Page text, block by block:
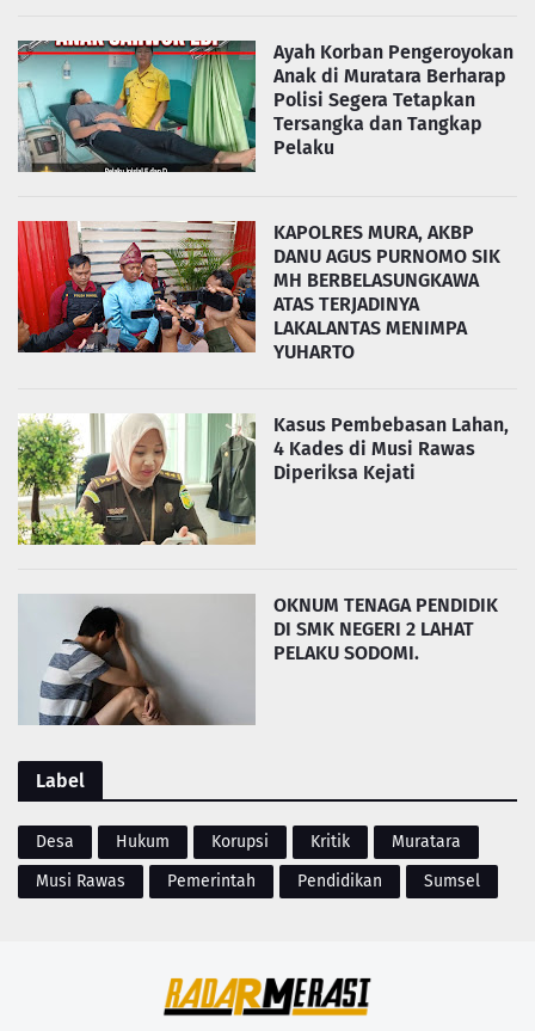
Ayah Korban Pengeroyokan
Anak di Muratara Berharap
Polisi Segera Tetapkan
Tersangka dan Tangkap
Pelaku
KAPOLRES MURA, AKBP
DANU AGUS PURNOMO SIK
MH BERBELASUNGKAWA
ATAS TERJADINYA
LAKALANTAS MENIMPA
YUHARTO
Kasus Pembebasan Lahan,
4 Kades di Musi Rawas
Diperiksa Kejati
OKNUM TENAGA PENDIDIK
DI SMK NEGERI 2 LAHAT
PELAKU SODOMI.
Label
Desa Hukum Korupsi Kritik
Muratara
Musi Rawas
Pemerintah Pendidikan Sumsel